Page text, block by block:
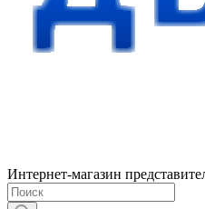
Интернет-магазин